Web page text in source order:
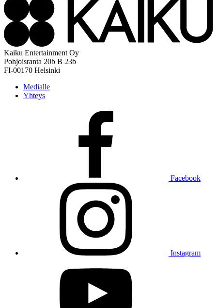
Kaiku Entertainment Oy
Pohjoisranta 20b B 23b
FI-00170 Helsinki
Medialle
Yhteys
Facebook
Instagram